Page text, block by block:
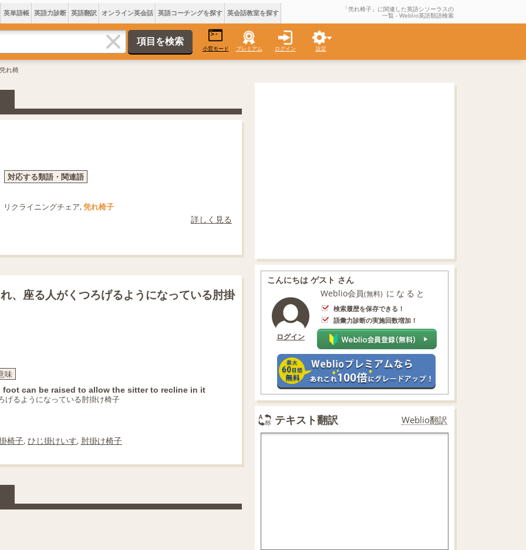
英単語帳 英語力診断 英語翻訳 オンライン英会話 英語コーチングを探す 英会話教室を探す 「凭れ椅子」に関連した英語シソーラスの
一覧 - Weblio英語類語検索
小窓モード プレミアム ログイン 設定
れ椅
対応する類語・関連語
リクライニングチェア,凭れ椅子
詳しく見る
、座る人がくつろげるようになっている肘掛
味
can be raised to allow the sitter to recline in it
げるようになっている肘掛け椅子
椅子, ひじ掛けいす, 肘掛け椅子
こんにちは ゲスト さん
ログイン
Weblio会員(無料) になると
検索履歴を保存できる！
語彙力診断の実施回数増加！
テキスト翻訳 Weblio翻訳